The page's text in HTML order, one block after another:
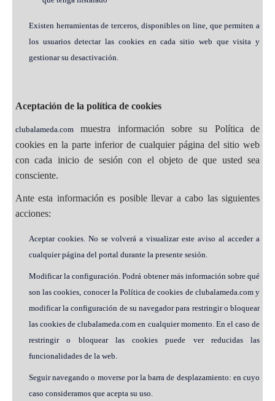
Existen herramientas de terceros, disponibles on line, que permiten a
los usuarios detectar las cookies en cada sitio web que visita y
gestionar su desactivación.
Aceptación de la política de cookies
clubalameda.com muestra información sobre su Política de
cookies en la parte inferior de cualquier página del sitio web
con cada inicio de sesión con el objeto de que usted sea
consciente.
Ante esta información es posible llevar a cabo las siguientes
acciones:
Aceptar cookies. No se volverá a visualizar este aviso al acceder a
cualquier página del portal durante la presente sesión.
Modificar la configuración. Podrá obtener más información sobre qué
son las cookies, conocer la Política de cookies de clubalameda.com y
modificar la configuración de su navegador para restringir o bloquear
las cookies de clubalameda.com en cualquier momento. En el caso de
restringir o bloquear las cookies puede ver reducidas las
funcionalidades de la web.
Seguir navegando o moverse por la barra de desplazamiento: en cuyo
caso consideramos que acepta su uso.